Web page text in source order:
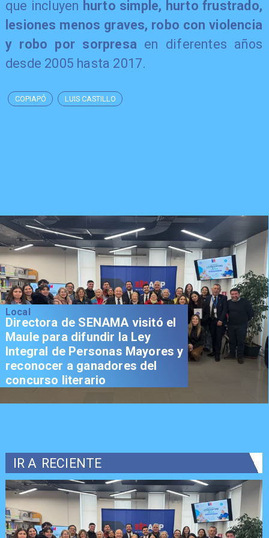
que incluyen hurto simple, hurto frustrado,
lesiones menos graves, robo con violencia
y robo por sorpresa en diferentes años
desde 2005 hasta 2017.
COPIAPÓ LUIS CASTILLO
Local
Directora de SENAMA visitó el
Maule para difundir la Ley
Integral de Personas Mayores y
reconocer a ganadores del
concurso literario
IR A RECIENTE